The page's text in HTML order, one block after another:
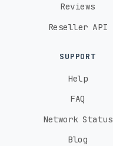
Reviews
Reseller API
SUPPORT
Help
FAQ
Network Status
Blog